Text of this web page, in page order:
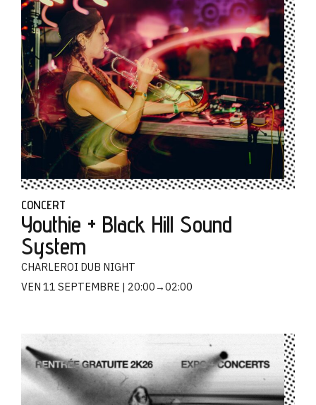
CONCERT
Youthie + Black Hill Sound
System
CHARLEROI DUB NIGHT
VEN 11 SEPTEMBRE
20:00→02:00